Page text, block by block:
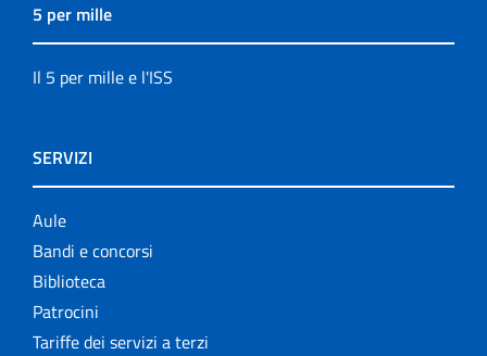
5 per mille
Il 5 per mille e l'ISS
SERVIZI
Aule
Bandi e concorsi
Biblioteca
Patrocini
Tariffe dei servizi a terzi